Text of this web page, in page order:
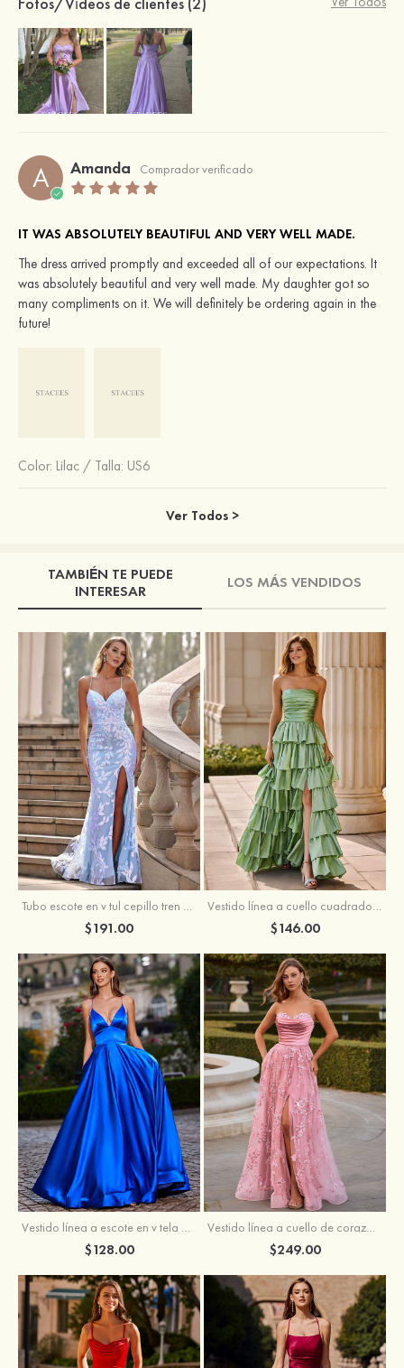
A Amanda Comprador verificado
IT WAS ABSOLUTELY BEAUTIFUL AND VERY WELL MADE.
The dress arrived promptly and exceeded all of our expectations. It
was absolutely beautiful and very well made. My daughter got so
many compliments on it. We will definitely be ordering again in the
future!
Color: Lilac / Talla: US6
Ver Todos >
TAMBIÉN TE PUEDE
INTERESAR
LOS MÁS VENDIDOS
Tubo escote en v tul cepillo tren vestido de graduación
$191.00
Vestido línea a cuello cuadrado tafetán hasta el suelo vestido de graduación con volantes
$146.00
Vestido línea a escote en v tela charmeuse hasta el suelo vestido de graduación
$128.00
Vestido línea a cuello de corazón tul cola de barrido vestido de graduación
$249.00